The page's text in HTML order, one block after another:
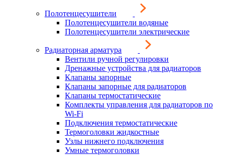
Полотенцесушители
Полотенцесушители водяные
Полотенцесушители электрические
Радиаторная арматура
Вентили ручной регулировки
Дренажные устройства для радиаторов
Клапаны запорные
Клапаны запорные для радиаторов
Клапаны термостатические
Комплекты управления для радиаторов по
Wi-Fi
Подключения термостатические
Термоголовки жидкостные
Узлы нижнего подключения
Умные термоголовки